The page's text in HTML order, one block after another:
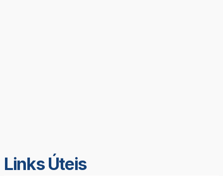
Links Úteis